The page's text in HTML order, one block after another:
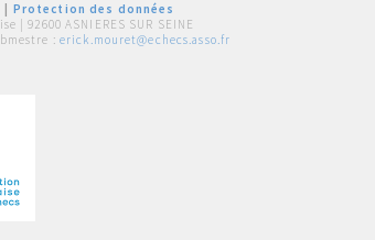
Protection des données
| 92600 ASNIERES SUR SEINE
: erick.mouret@echecs.asso.fr